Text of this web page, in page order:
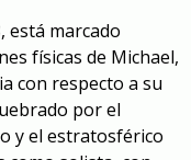
está marcado
físicas de Michael,
con respecto a su
por el
y el estratosférico